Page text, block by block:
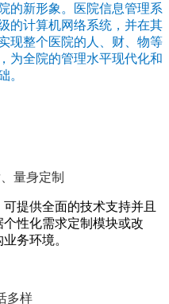
的新形象。医院信息管理系
的计算机网络系统，并在其
现整个医院的人、财、物等
为全院的管理水平现代化和
。
量身定制
提供全面的技术支持并且
性化需求定制模块或改
务环境。
多样